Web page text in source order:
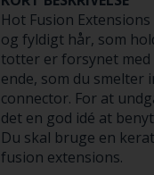
KORT BESKRIVELSE
Hot Fusion
og fyldigt hår, som
totter er forsynet
ende, som du smelter
connector. For at
det en god idé at
Du skal bruge en